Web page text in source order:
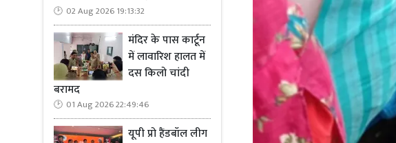
02 Aug 2026 19:13:32
मंदिर के पास कार्टून
में लावारिश हालत में
दस किलो चांदी
बरामद
01 Aug 2026 22:49:46
यूपी प्रो हैंडबॉल लीग